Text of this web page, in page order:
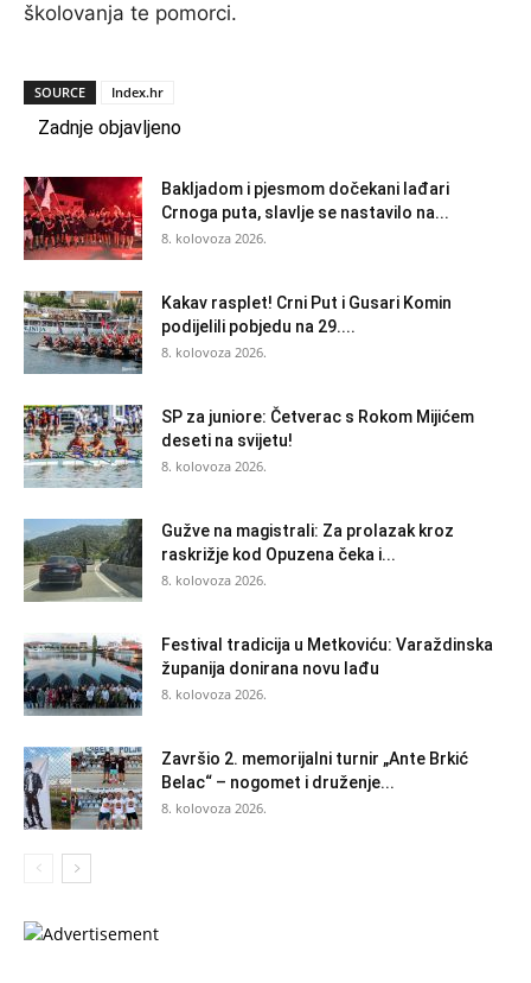
školovanja te pomorci.
SOURCE Index.hr
Zadnje objavljeno
Bakljadom i pjesmom dočekani lađari
Crnoga puta, slavlje se nastavilo na...
8. kolovoza 2026.
Kakav rasplet! Crni Put i Gusari Komin
podijelili pobjedu na 29....
8. kolovoza 2026.
SP za juniore: Četverac s Rokom Mijićem
deseti na svijetu!
8. kolovoza 2026.
Gužve na magistrali: Za prolazak kroz
raskrižje kod Opuzena čeka i...
8. kolovoza 2026.
Festival tradicija u Metkoviću: Varaždinska
županija donirana novu lađu
8. kolovoza 2026.
Završio 2. memorijalni turnir „Ante Brkić
Belac“ – nogomet i druženje...
8. kolovoza 2026.